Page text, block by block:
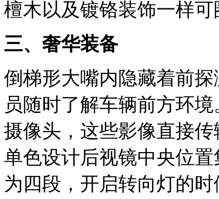
檀木以及镀铬装饰一样
三、奢华装备
倒梯形大嘴内隐藏着前
员随时了解车辆前方环
摄像头，这些影像直接
单色设计后视镜中央位
为四段，开启转向灯的